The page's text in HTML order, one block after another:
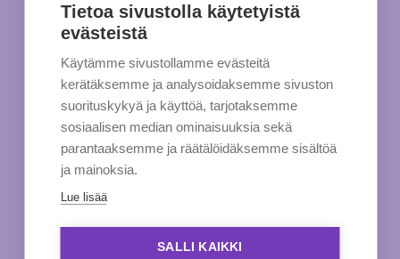
Tietoa sivustolla käytetyistä
evästeistä
Käytämme sivustollamme evästeitä
kerätäksemme ja analysoidaksemme sivuston
suorituskykyä ja käyttöä, tarjotaksemme
sosiaalisen median ominaisuuksia sekä
parantaaksemme ja räätälöidäksemme sisältöä
ja mainoksia.
Lue lisää
SALLI KAIKKI